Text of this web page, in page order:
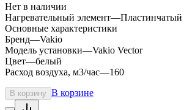
Нет в наличии
Нагревательный элемент—Пластинчатый
Основные характеристики
Бренд—Vakio
Модель установки—Vakio Vector
Цвет—белый
Расход воздуха, м3/час—160
В корзину В корзине